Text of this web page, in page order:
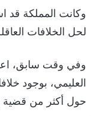
وكانت المملكة قد
لحل الخلافات
وفي وقت سابق،
العليمي، بوجود
حول أكثر من قضية